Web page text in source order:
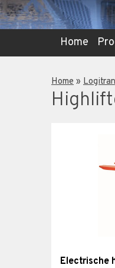
Home
Home »
Electrische